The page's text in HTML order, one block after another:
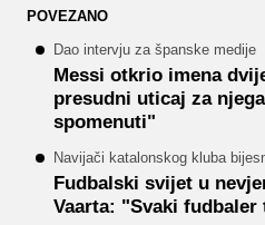
POVEZANO
Dao intervju za španske medije
Messi otkrio imena
presudni uticaj za
spomenuti"
Navijači katalonskog kluba
Fudbalski svijet u
Vaarta: "Svaki